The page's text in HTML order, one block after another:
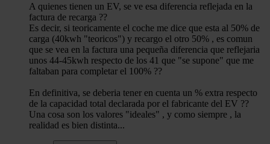
A quienes tienen un EV, se ve esa diferencia reflejada en la
factura de recarga ??
Es decir, si teoricamente el coche me dice que esta al 50% de
carga (40kwh "teoricos") y recargo el otro 50% , es comun
que se vea en la factura una pequeña diferencia que reflejaria
unos 44-45kwh respecto de los 41 que "se supone" que me
faltaban para completar el 100% ??
En definitiva, se deberia tener en cuenta un % extra respecto
de la capacidad total declarada por el fabricante del EV ??
Una cosa son los valores "ideales" , y como siempre , la
realidad es bien distinta...